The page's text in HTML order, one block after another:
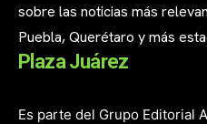
sobre las noticias más
Puebla, Querétaro y más
Plaza Juárez
Es parte del Grupo Editorial